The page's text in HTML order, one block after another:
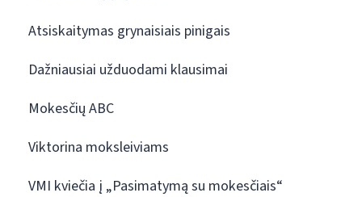
Atsiskaitymas grynaisiais pinigais
Dažniausiai užduodami klausimai
Mokesčių ABC
Viktorina moksleiviams
VMI kviečia į „Pasimatymą su mokesčiais“